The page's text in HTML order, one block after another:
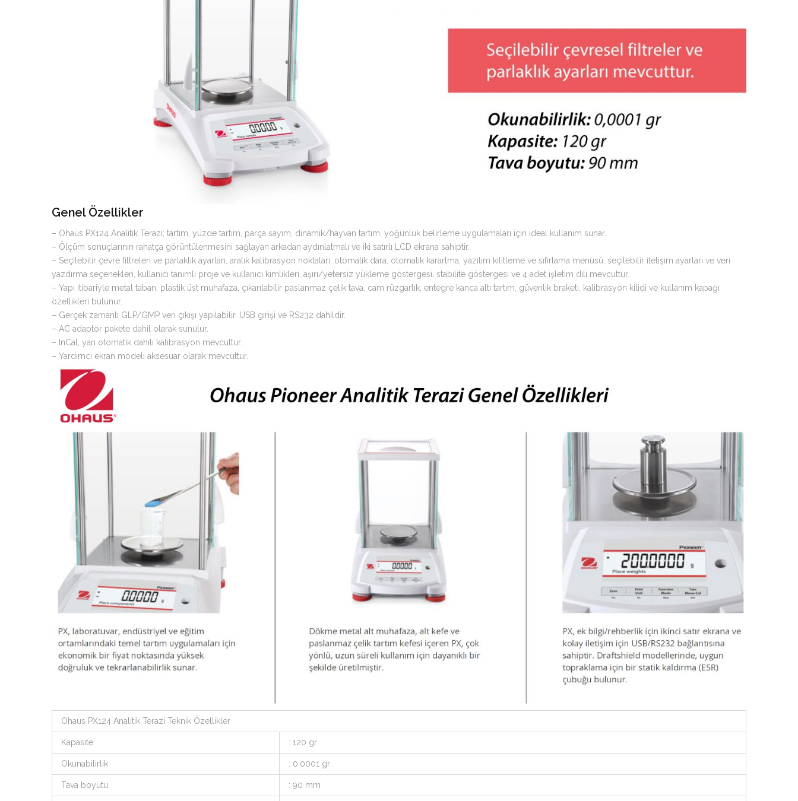
Genel Özellikler
– Ohaus PX124 Analitik Terazi; tartım, yüzde tartım, parça sayım, dinamik/hayvan tartım, yoğunluk belirleme uygulamaları için ideal kullanım sunar.
– Ölçüm sonuçlarının rahatça görüntülenmesini sağlayan arkadan aydınlatmalı ve iki satırlı LCD ekrana sahiptir.
– Seçilebilir çevre filtreleri ve parlaklık ayarları, aralık kalibrasyon noktaları, otomatik dara, otomatik karartma, yazılım kilitleme ve sıfırlama menüsü, seçilebilir iletişim ayarları ve veri
yazdırma seçenekleri, kullanıcı tanımlı proje ve kullanıcı kimlikleri, aşırı/yetersiz yükleme göstergesi, stabilite göstergesi ve 4 adet işletim dili mevcuttur.
– Yapı itibariyle metal taban, plastik üst muhafaza, çıkarılabilir paslanmaz çelik tava, cam rüzgarlık, entegre kanca altı tartım, güvenlik braketi, kalibrasyon kilidi ve kullanım kapağı
özellikleri bulunur.
– Gerçek zamanlı GLP/GMP veri çıkışı yapılabilir. USB girişi ve RS232 dahildir.
– AC adaptör pakete dahil olarak sunulur.
– InCal, yarı otomatik dahili kalibrasyon mevcuttur.
– Yardımcı ekran modeli aksesuar olarak mevcuttur.
Ohaus PX124 Analitik Terazi Teknik Özellikler
Kapasite : 120 gr
Okunabilirlik : 0.0001 gr
Tava boyutu : 90 mm